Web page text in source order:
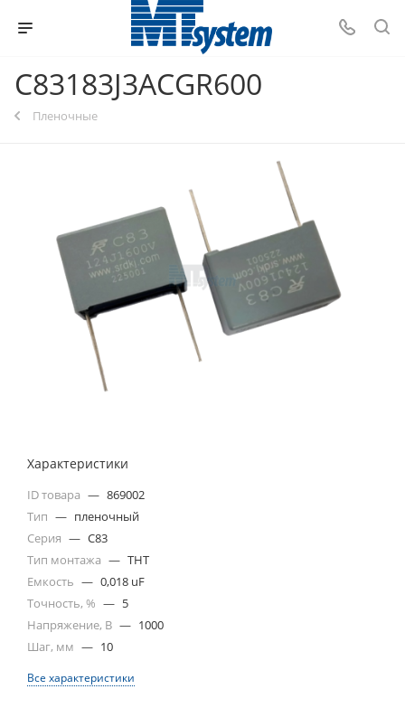
C83183J3ACGR600
Пленочные
Характеристики
ID товара — 869002
Тип — пленочный
Серия — C83
Тип монтажа — THT
Емкость — 0,018 uF
Точность, % — 5
Напряжение, В — 1000
Шаг, мм — 10
Все характеристики